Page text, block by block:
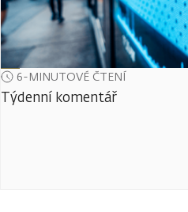
6-MINUTOVÉ ČTENÍ
Týdenní komentář